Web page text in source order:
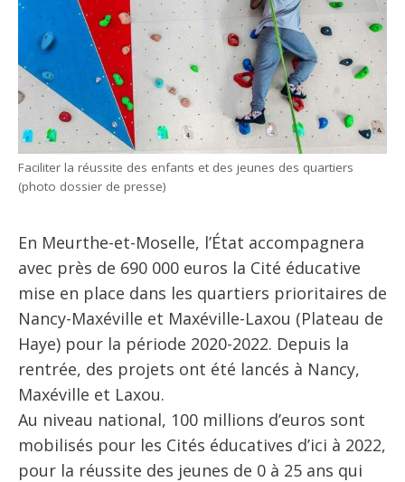
Faciliter la réussite des enfants et des jeunes des quartiers
(photo dossier de presse)
En Meurthe-et-Moselle, l’État accompagnera
avec près de 690 000 euros la Cité éducative
mise en place dans les quartiers prioritaires de
Nancy-Maxéville et Maxéville-Laxou (Plateau de
Haye) pour la période 2020-2022. Depuis la
rentrée, des projets ont été lancés à Nancy,
Maxéville et Laxou.
Au niveau national, 100 millions d’euros sont
mobilisés pour les Cités éducatives d’ici à 2022,
pour la réussite des jeunes de 0 à 25 ans qui